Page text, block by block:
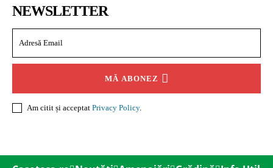
NEWSLETTER
MĂ ABONEZ
Am citit și acceptat Privacy Policy.